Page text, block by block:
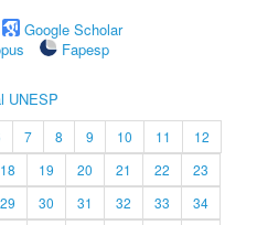
Google Scholar
Fapesp
UNESP
7 8 9 10 11
12
18 19 20 21 22
23
29 30 31 32 33
34